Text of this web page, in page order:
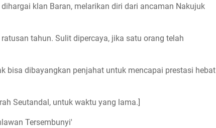
klan Baran, melarikan diri dari ancaman Nakujuk
tahun. Sulit dipercaya, jika satu orang telah
bisa dibayangkan penjahat untuk mencapai prestasi hebat
Seutandal, untuk waktu yang lama.]
Tersembunyi'